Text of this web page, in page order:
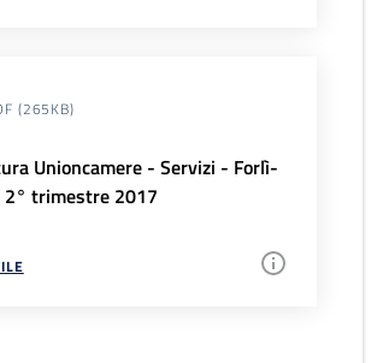
(265KB)
Unioncamere - Servizi - Forlì-
2° trimestre 2017